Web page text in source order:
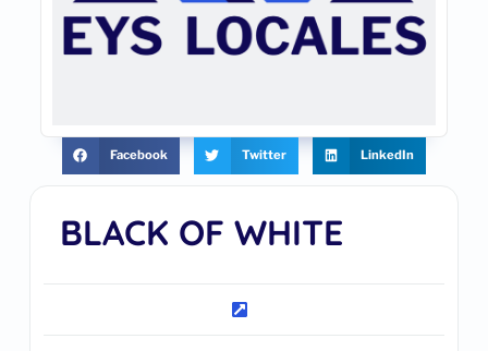
BLACK OF WHITE
Facebook Twitter LinkedIn